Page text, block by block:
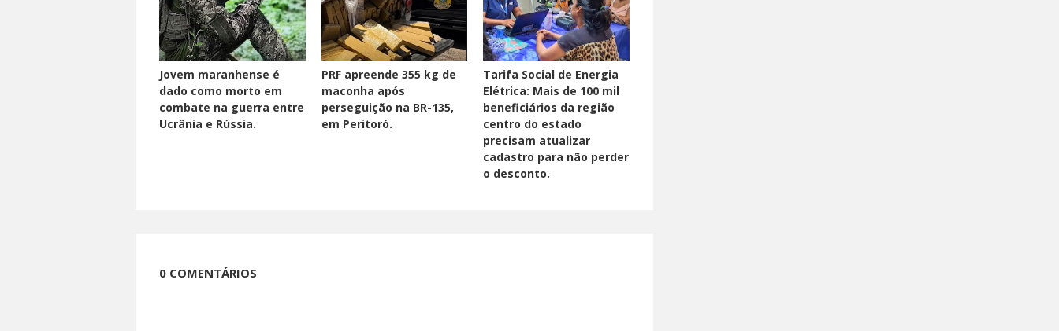
Jovem maranhense é
dado como morto em
combate na guerra entre
Ucrânia e Rússia.
PRF apreende 355 kg de
maconha após
perseguição na BR-135,
em Peritoró.
Tarifa Social de Energia
Elétrica: Mais de 100 mil
beneficiários da região
centro do estado
precisam atualizar
cadastro para não perder
o desconto.
0 COMENTÁRIOS